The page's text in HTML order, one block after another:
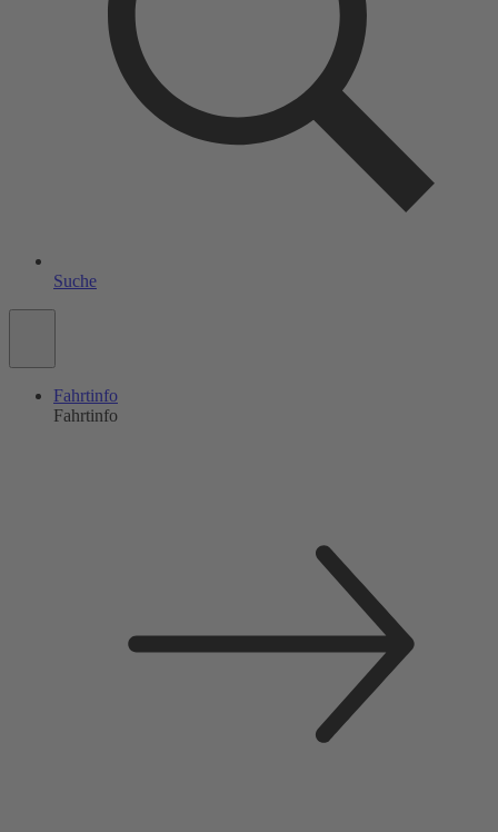
Suche
Fahrtinfo
Fahrtinfo